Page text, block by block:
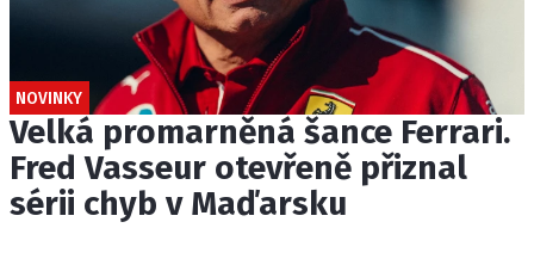
NOVINKY
Velká promarněná šance Ferrari.
Fred Vasseur otevřeně přiznal
sérii chyb v Maďarsku